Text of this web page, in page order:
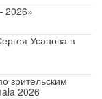
2026»
Усанова в
зрительским
2026